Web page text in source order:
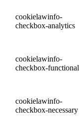
cookielawinfo-
checkbox-analytics
cookielawinfo-
checkbox-functional
cookielawinfo-
checkbox-necessary